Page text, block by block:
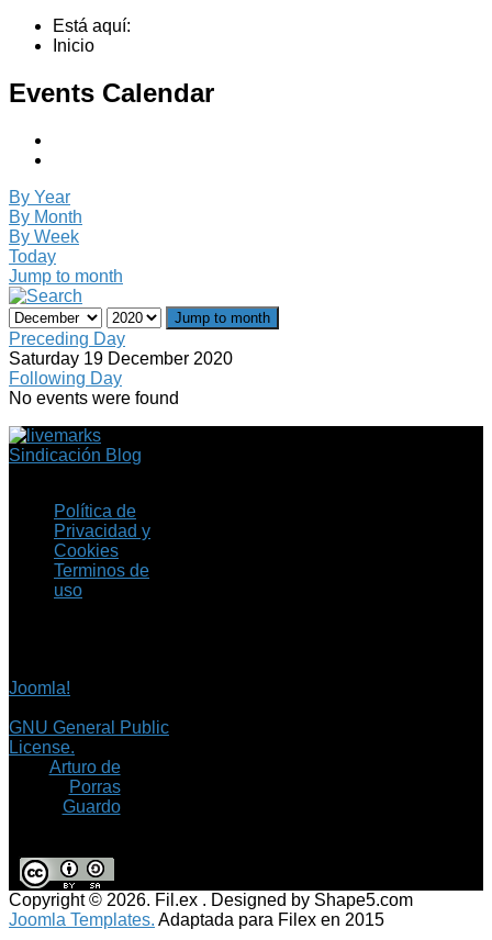
Está aquí:
Inicio
Events Calendar
By Year
By Month
By Week
Today
Jump to month
Jump to month
Preceding Day
Saturday 19 December 2020
Following Day
No events were found
Sindicación Blog
Política de
Privacidad y
Cookies
Terminos de
uso
Joomla!
GNU General Public
License.
Arturo de
Porras
Guardo
Copyright © 2026. Fil.ex . Designed by Shape5.com
Joomla Templates. Adaptada para Filex en 2015